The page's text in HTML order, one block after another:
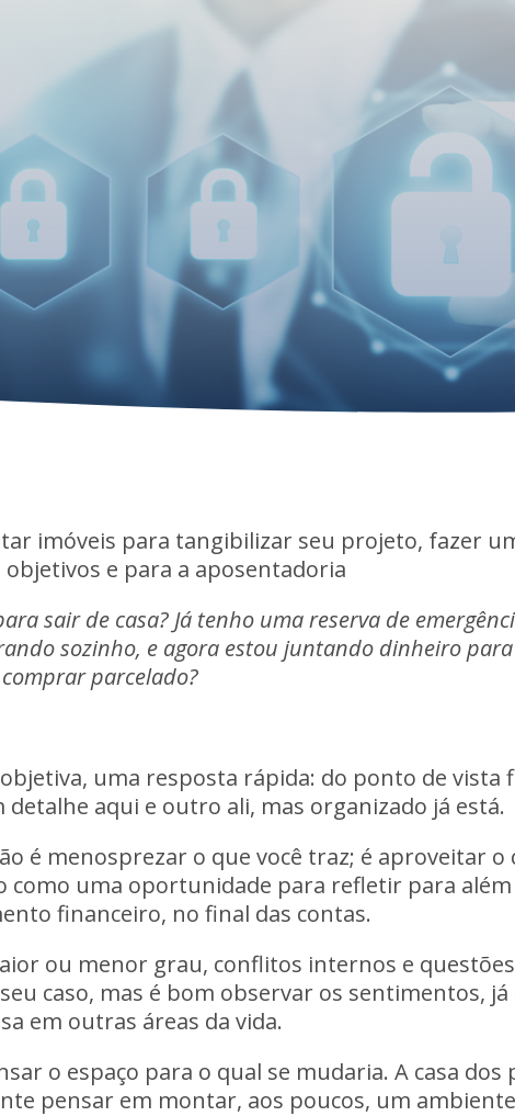
imóveis para tangibilizar seu projeto, fazer
e para a aposentadoria
sair de casa? Já tenho uma reserva de
sozinho, e agora estou juntando dinheiro
parcelado?
uma resposta rápida: do ponto de vista
aqui e outro ali, mas organizado já está.
é menosprezar o que você traz; é aproveitar
uma oportunidade para refletir para
financeiro, no final das contas.
ou menor grau, conflitos internos e
caso, mas é bom observar os sentimentos,
em outras áreas da vida.
o espaço para o qual se mudaria. A casa dos
pensar em montar, aos poucos, um